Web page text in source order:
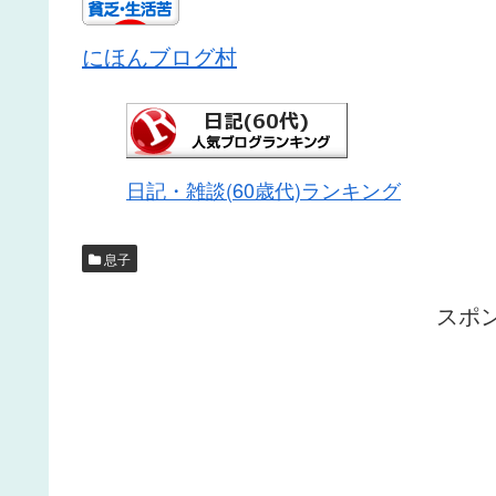
にほんブログ村
日記・雑談(60歳代)ランキング
息子
スポ